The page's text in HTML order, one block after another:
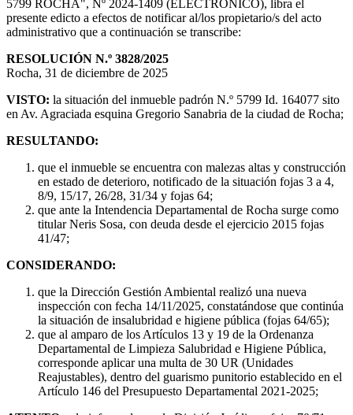
5799 ROCHA", Nº 2024-1409 (ELECTRÓNICO), libra el
presente edicto a efectos de notificar al/los propietario/s del acto
administrativo que a continuación se transcribe:
RESOLUCIÓN N.º 3828/2025
Rocha, 31 de diciembre de 2025
VISTO: la situación del inmueble padrón N.º 5799 Id. 164077 sito
en Av. Agraciada esquina Gregorio Sanabria de la ciudad de Rocha;
RESULTANDO:
que el inmueble se encuentra con malezas altas y construcción
en estado de deterioro, notificado de la situación fojas 3 a 4,
8/9, 15/17, 26/28, 31/34 y fojas 64;
que ante la Intendencia Departamental de Rocha surge como
titular Neris Sosa, con deuda desde el ejercicio 2015 fojas
41/47;
CONSIDERANDO:
que la Dirección Gestión Ambiental realizó una nueva
inspección con fecha 14/11/2025, constatándose que continúa
la situación de insalubridad e higiene pública (fojas 64/65);
que al amparo de los Artículos 13 y 19 de la Ordenanza
Departamental de Limpieza Salubridad e Higiene Pública,
corresponde aplicar una multa de 30 UR (Unidades
Reajustables), dentro del guarismo punitorio establecido en el
Artículo 146 del Presupuesto Departamental 2021-2025;